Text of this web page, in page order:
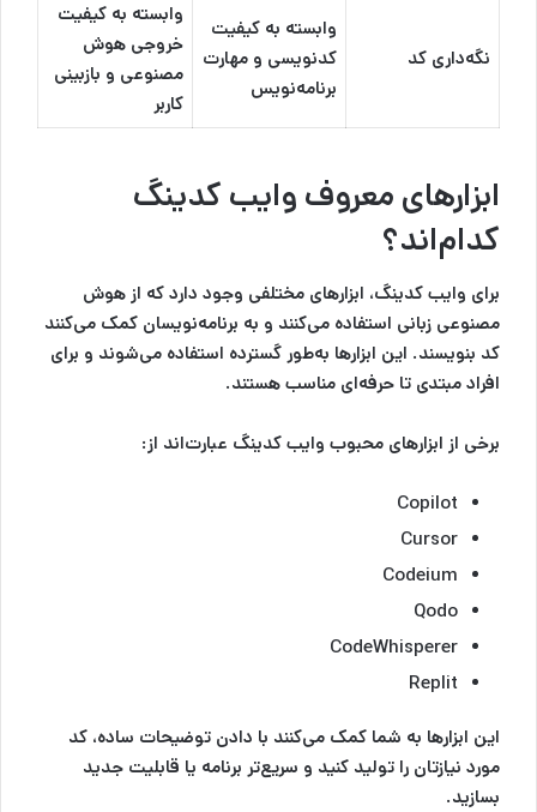
نگه‌داری کد
وابسته به کیفیت
کدنویسی و مهارت
برنامه‌نویس
وابسته به کیفیت
خروجی هوش
مصنوعی و بازبینی
کاربر
ابزارهای معروف وایب کدینگ
کدام‌اند؟
برای وایب کدینگ، ابزارهای مختلفی وجود دارد که از هوش
مصنوعی زبانی استفاده می‌کنند و به برنامه‌نویسان کمک می‌کنند
کد بنویسند. این ابزارها به‌طور گسترده استفاده می‌شوند و برای
افراد مبتدی تا حرفه‌ای مناسب هستند.
برخی از ابزارهای محبوب وایب کدینگ عبارت‌اند از:
Copilot
Cursor
Codeium
Qodo
CodeWhisperer
Replit
این ابزارها به شما کمک می‌کنند با دادن توضیحات ساده، کد
مورد نیازتان را تولید کنید و سریع‌تر برنامه یا قابلیت جدید
بسازید.